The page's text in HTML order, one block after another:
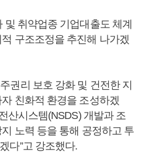
및 취약업종 기업대출도 체계
구조조정을 추진해 나가겠
권리 보호 강화 및 건전한 지
친화적 환경을 조성하겠
산시스템(NSDS) 개발과 조
노력 등을 통해 공정하고 투
다”고 강조했다.